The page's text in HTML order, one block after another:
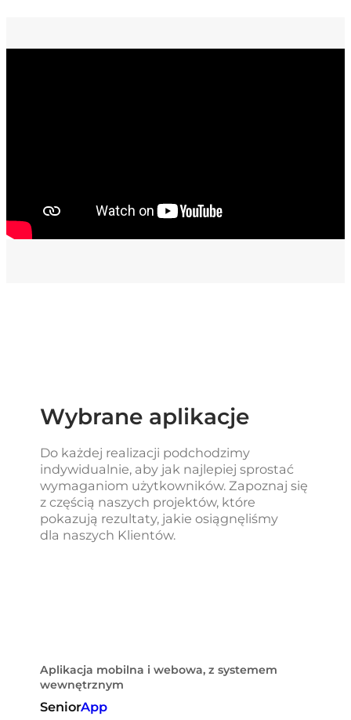
Wybrane aplikacje
Do każdej realizacji podchodzimy
indywidualnie, aby jak najlepiej sprostać
wymaganiom użytkowników. Zapoznaj się
z częścią naszych projektów, które
pokazują rezultaty, jakie osiągnęliśmy
dla naszych Klientów.
Aplikacja mobilna i webowa, z systemem
wewnętrznym
SeniorApp